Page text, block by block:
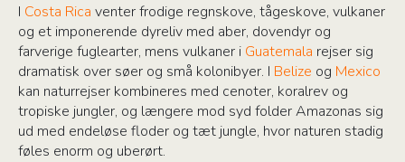
I Costa Rica venter frodige regnskove, tågeskove, vulkaner
og et imponerende dyreliv med aber, dovendyr og
farverige fuglearter, mens vulkaner i Guatemala rejser sig
dramatisk over søer og små kolonibyer. I Belize og Mexico
kan naturrejser kombineres med cenoter, koralrev og
tropiske jungler, og længere mod syd folder Amazonas sig
ud med endeløse floder og tæt jungle, hvor naturen stadig
føles enorm og uberørt.